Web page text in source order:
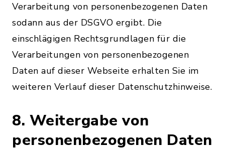
Verarbeitung von personenbezogenen Daten
sodann aus der DSGVO ergibt. Die
einschlägigen Rechtsgrundlagen für die
Verarbeitungen von personenbezogenen
Daten auf dieser Webseite erhalten Sie im
weiteren Verlauf dieser Datenschutzhinweise.
8. Weitergabe von
personenbezogenen Daten